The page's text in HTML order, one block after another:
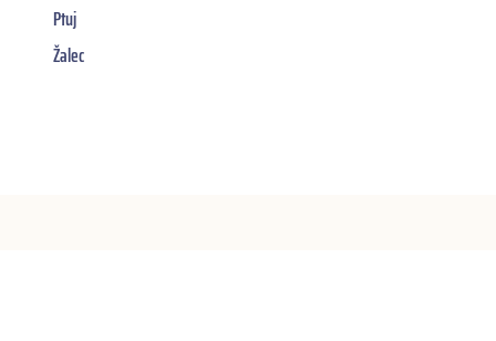
Ptuj
Žalec